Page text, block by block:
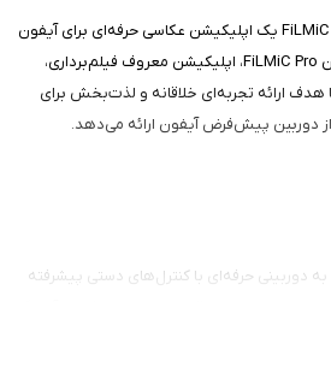
برنامه FiLMiC Firstlight - Photo App یک اپلیکیشن عکاسی حرفه‌ای برای آیفون
است که توسط توسعه‌دهندگان FiLMiC Pro، اپلیکیشن معروف فیلم‌برداری،
هدف ارائه تجربه‌ای خلاقانه و لذت‌بخش برای
از دوربین پیش‌فرض آیفون ارائه می‌دهد.
دوربینی حرفه‌ای با کنترل‌های دستی پیشرفته